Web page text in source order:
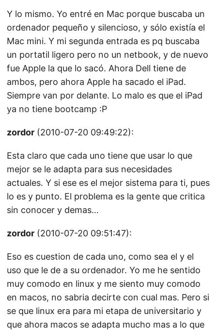
Y lo mismo. Yo entré en Mac porque buscaba un
ordenador pequeño y silencioso, y sólo existía el
Mac mini. Y mi segunda entrada es pq buscaba
un portatil ligero pero no un netbook, y de nuevo
fue Apple la que lo sacó. Ahora Dell tiene de
ambos, pero ahora Apple ha sacado el iPad.
Siempre van por delante. Lo malo es que el iPad
ya no tiene bootcamp :P
zordor (2010-07-20 09:49:22):
Esta claro que cada uno tiene que usar lo que
mejor se le adapta para sus necesidades
actuales. Y si ese es el mejor sistema para ti, pues
lo es y punto. El problema es la gente que critica
sin conocer y demas…
zordor (2010-07-20 09:51:47):
Eso es cuestion de cada uno, como sea el y el
uso que le de a su ordenador. Yo me he sentido
muy comodo en linux y me siento muy comodo
en macos, no sabria decirte con cual mas. Pero si
se que linux era para mi etapa de universitario y
que ahora macos se adapta mucho mas a lo que